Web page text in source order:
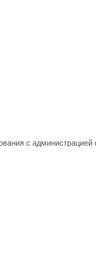
с администрацией